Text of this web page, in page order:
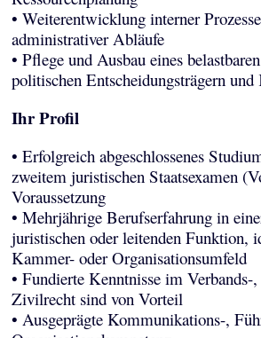
• Weiterentwicklung interner
administrativer Abläufe
• Pflege und Ausbau eines
politischen Entscheidungsträgern und
Ihr Profil
• Erfolgreich abgeschlossenes
zweitem juristischen Staatsexamen
Voraussetzung
• Mehrjährige Berufserfahrung in
juristischen oder leitenden Funktion,
Kammer- oder Organisationsumfeld
• Fundierte Kenntnisse im
Zivilrecht sind von Vorteil
• Ausgeprägte Kommunikations-,